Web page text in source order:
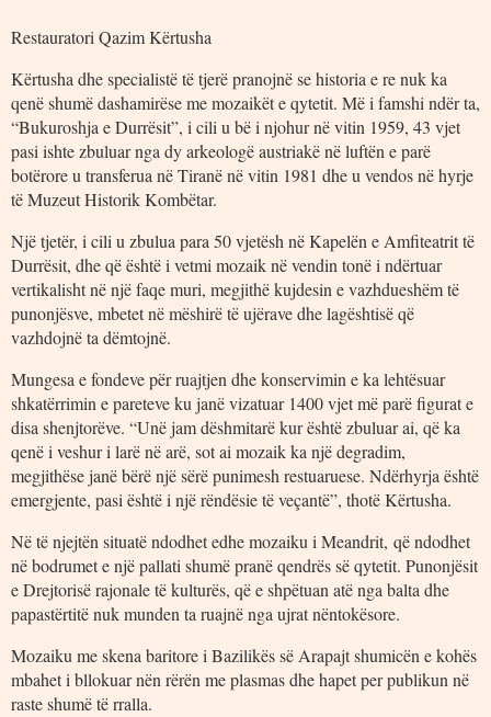
Restauratori Qazim Kërtusha
Kërtusha dhe specialistë të tjerë pranojnë se historia e re nuk ka
qenë shumë dashamirëse me mozaikët e qytetit. Më i famshi ndër ta,
“Bukuroshja e Durrësit”, i cili u bë i njohur në vitin 1959, 43 vjet
pasi ishte zbuluar nga dy arkeologë austriakë në luftën e parë
botërore u transferua në Tiranë në vitin 1981 dhe u vendos në hyrje
të Muzeut Historik Kombëtar.
Një tjetër, i cili u zbulua para 50 vjetësh në Kapelën e Amfiteatrit të
Durrësit, dhe që është i vetmi mozaik në vendin tonë i ndërtuar
vertikalisht në një faqe muri, megjithë kujdesin e vazhdueshëm të
punonjësve, mbetet në mëshirë të ujërave dhe lagështisë që
vazhdojnë ta dëmtojnë.
Mungesa e fondeve për ruajtjen dhe konservimin e ka lehtësuar
shkatërrimin e pareteve ku janë vizatuar 1400 vjet më parë figurat e
disa shenjtorëve. “Unë jam dëshmitarë kur është zbuluar ai, që ka
qenë i veshur i larë në arë, sot ai mozaik ka një degradim,
megjithëse janë bërë një sërë punimesh restuaruese. Ndërhyrja është
emergjente, pasi është i një rëndësie të veçantë”, thotë Kërtusha.
Në të njejtën situatë ndodhet edhe mozaiku i Meandrit, që ndodhet
në bodrumet e një pallati shumë pranë qendrës së qytetit. Punonjësit
e Drejtorisë rajonale të kulturës, që e shpëtuan atë nga balta dhe
papastërtitë nuk munden ta ruajnë nga ujrat nëntokësore.
Mozaiku me skena baritore i Bazilikës së Arapajt shumicën e kohës
mbahet i bllokuar nën rërën me plasmas dhe hapet per publikun në
raste shumë të rralla.